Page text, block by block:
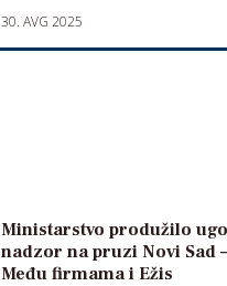
30. AVG 2025
Ministarstvo produžilo
nadzor na pruzi Novi Sad
Među firmama i Ežis